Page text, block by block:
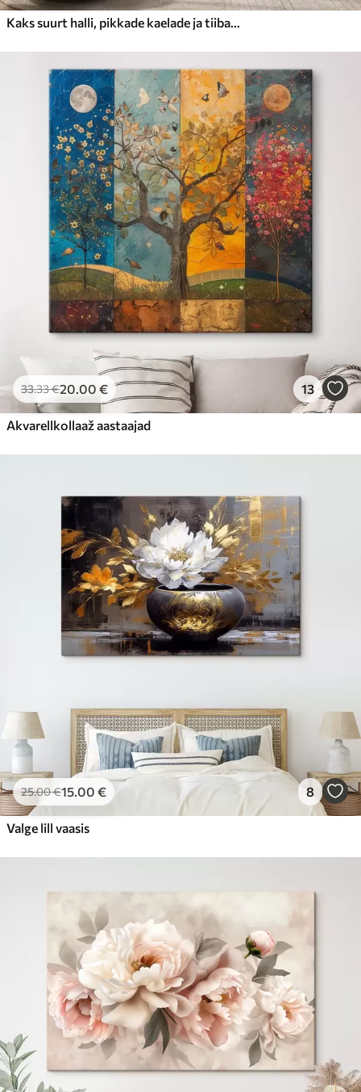
Kaks suurt halli, pikkade kaelade ja tiibadega kraanat, mis seisavad puudest ümbritsetud udujärves
33.33€20.00 € 13
Akvarellkollaaž aastaajad
25.00€15.00 € 8
Valge lill vaasis